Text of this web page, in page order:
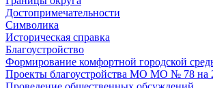
Достопримечательности
Символика
Историческая справка
Благоустройство
Формирование комфортной городской
Проекты благоустройства МО МО № 78 на